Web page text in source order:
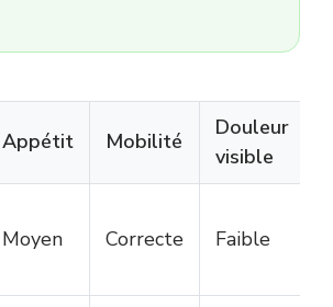
Appétit Mobilité
Douleur
visible
Moyen Correcte Faible